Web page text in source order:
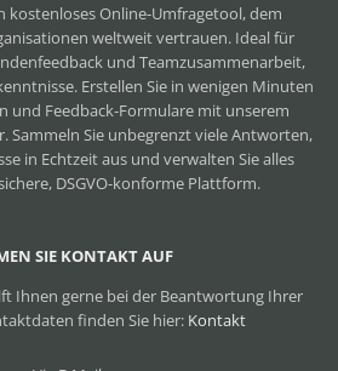
kostenloses Online-Umfragetool, dem
weltweit vertrauen. Ideal für
und Teamzusammenarbeit,
Erstellen Sie in wenigen Minuten
und Feedback-Formulare mit unserem
Sammeln Sie unbegrenzt viele Antworten,
in Echtzeit aus und verwalten Sie alles
DSGVO-konforme Plattform.
SIE KONTAKT AUF
Ihnen gerne bei der Beantwortung Ihrer
finden Sie hier: Kontakt